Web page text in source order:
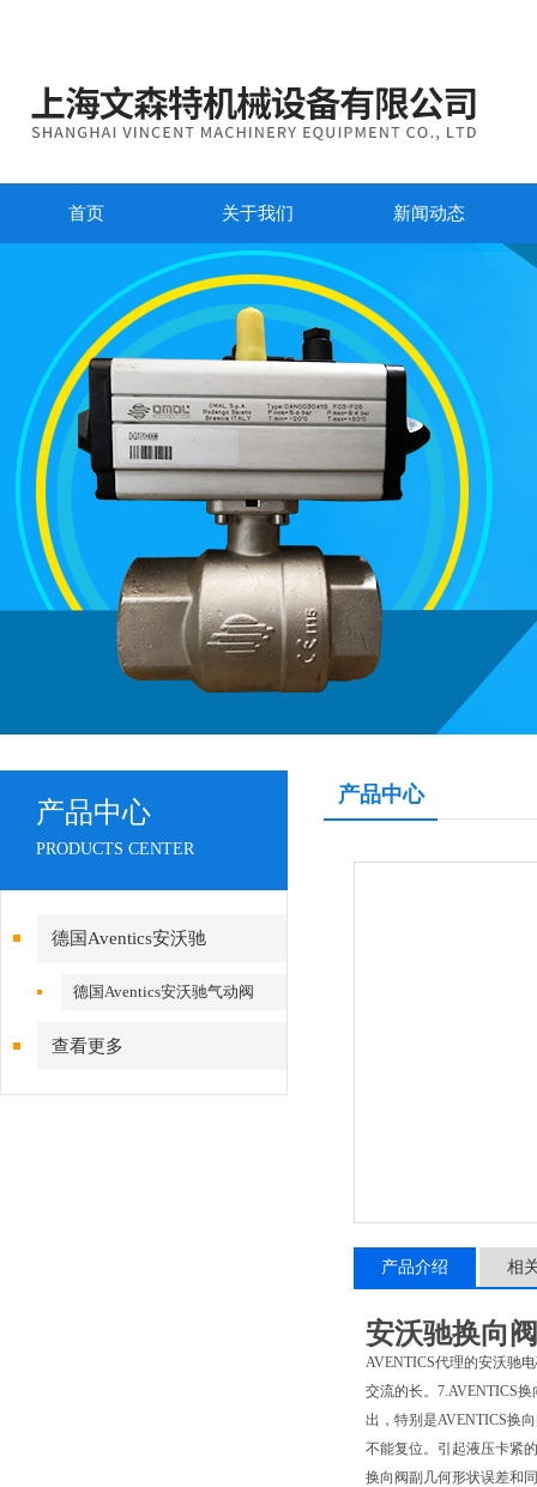
首页 关于我们 新闻动态
产品中心
PRODUCTS CENTER
德国Aventics安沃驰
德国Aventics安沃驰气动阀
查看更多
产品中心
产品介绍 相
安沃驰换向
AVENTICS代理的安沃驰
交流的长。7.AVENTICS
出，特别是AVENTICS换
不能复位。引起液压卡紧
换向阀副几何形状误差和